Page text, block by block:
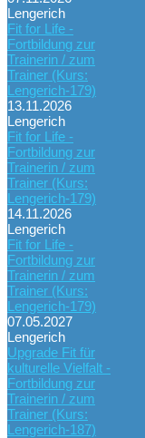
Lengerich
Fit for Life -
Fortbildung zur
Trainerin / zum
Trainer (Kurs:
Lengerich-179)
13.11.2026
Lengerich
Fit for Life -
Fortbildung zur
Trainerin / zum
Trainer (Kurs:
Lengerich-179)
14.11.2026
Lengerich
Fit for Life -
Fortbildung zur
Trainerin / zum
Trainer (Kurs:
Lengerich-179)
07.05.2027
Lengerich
Upgrade Fit für
kulturelle Vielfalt -
Fortbildung zur
Trainerin / zum
Trainer (Kurs:
Lengerich-187)